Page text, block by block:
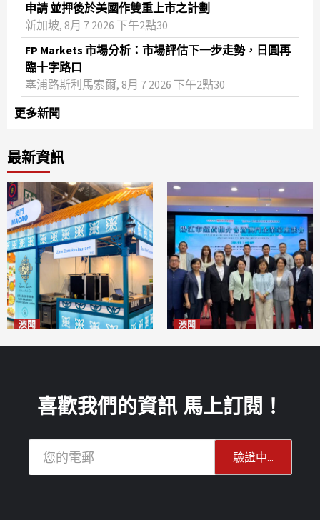
申請 並押後於美國作雙重上市之計劃
新加坡, 8月 7 2026 下午2點30
FP Markets 市場分析：市場評估下一步走勢，日圓再
臨十字路口
塞浦路斯利馬索爾, 8月 7 2026 下午2點30
更多新聞
最新資訊
澳聞 澳聞
喜歡我們的資訊 馬上訂閱！